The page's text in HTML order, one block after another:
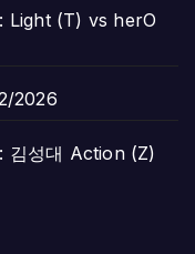
Light (T) vs herO
2026
김성대 Action (Z)